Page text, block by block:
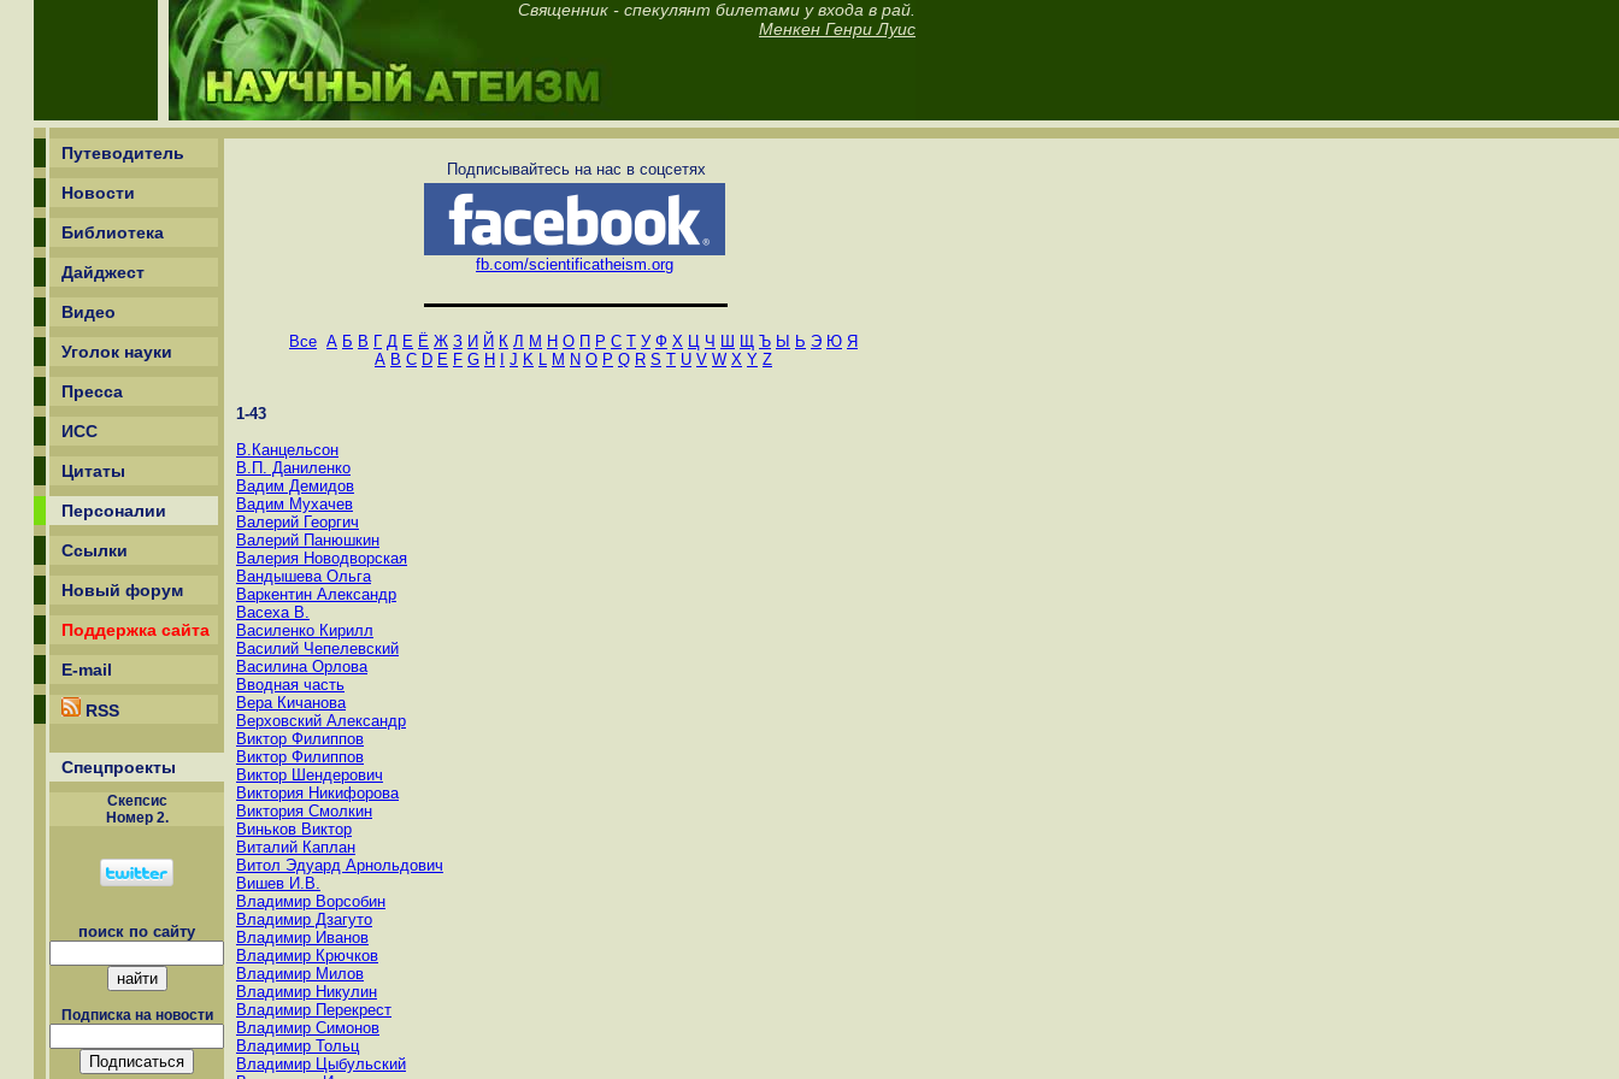
Священник - спекулянт билетами у входа в рай.
Менкен Генри Луис
Путеводитель
Новости
Библиотека
Дайджест
Видео
Уголок науки
Пресса
ИСС
Цитаты
Персоналии
Ссылки
Новый форум
Поддержка сайта
E-mail
RSS
Спецпроекты
Скепсиc
Номер 2.
поиск по сайту
Подписка на новости
Подписывайтесь на нас в соцсетях
fb.com/scientificatheism.org
Все А Б В Г Д Е Ё Ж З И Й К Л М Н О П Р С Т У Ф Х Ц Ч Ш Щ Ъ Ы Ь Э Ю Я
A B C D E F G H J K L M N O P Q R S T U V W X Y Z
1-43
В.Канцельсон
В.П. Даниленко
Вадим Демидов
Вадим Мухачев
Валерий Георгич
Валерий Панюшкин
Валерия Новодворская
Вандышева Ольга
Варкентин Александр
Васеха В.
Василенко Кирилл
Василий Чепелевский
Василина Орлова
Вводная часть
Вера Кичанова
Верховский Александр
Виктор Филиппов
Виктор Филиппов
Виктор Шендерович
Виктория Никифорова
Виктория Смолкин
Виньков Виктор
Виталий Каплан
Витол Эдуард Арнольдович
Вишев И.В.
Владимир Ворсобин
Владимир Дзагуто
Владимир Иванов
Владимир Крючков
Владимир Милов
Владимир Никулин
Владимир Перекрест
Владимир Симонов
Владимир Тольц
Владимир Цыбульский